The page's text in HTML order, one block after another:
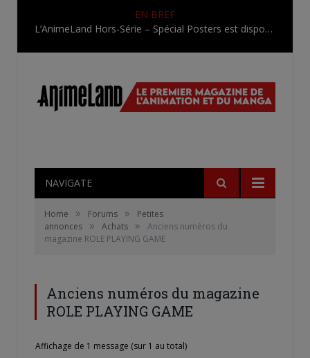
EN BREF
L’AnimeLand Hors-Série – Spécial Posters est disponible !
NAVIGATE
Home » Forums »
Petites
annonces
» Achats »
Anciens numéros du
magazine ROLE PLAYING GAME
Anciens numéros du magazine
ROLE PLAYING GAME
Affichage de 1 message (sur 1 au total)